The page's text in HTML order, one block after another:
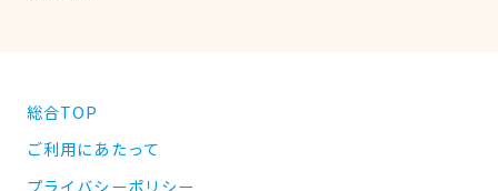
総合TOP
ご利用にあたって
プライバシーポリシー